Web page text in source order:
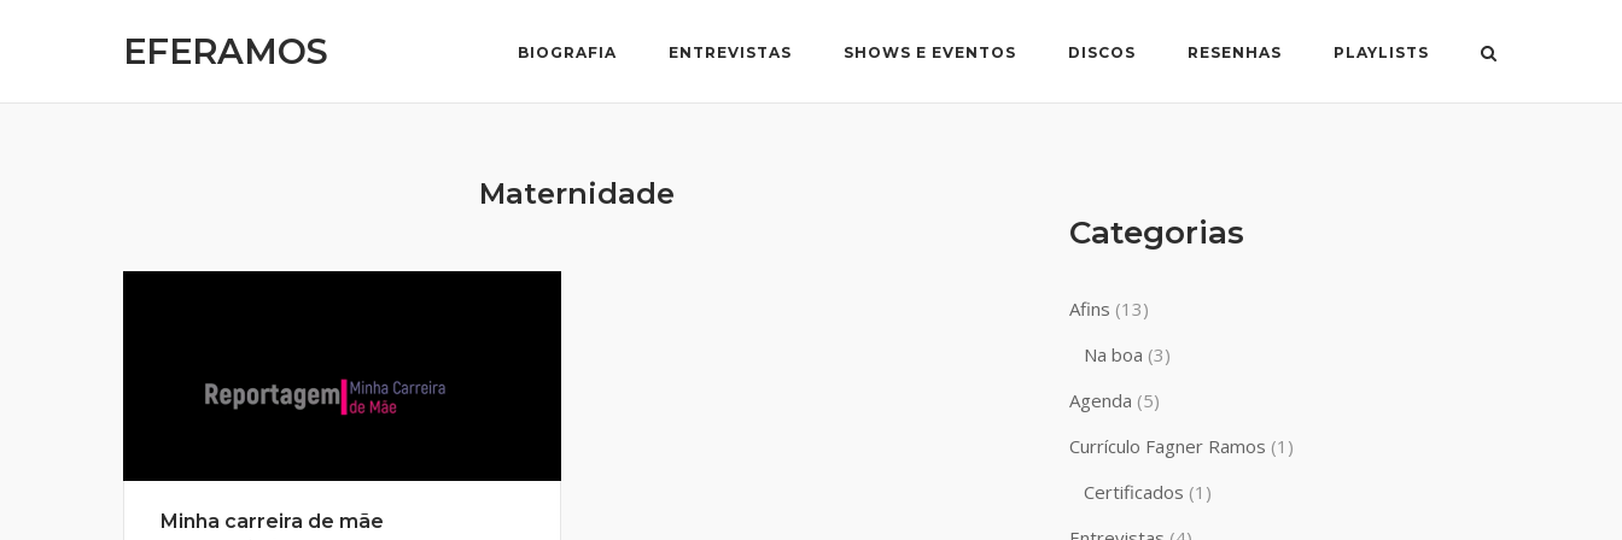
EFERAMOS BIOGRAFIA ENTREVISTAS SHOWS E EVENTOS DISCOS RESENHAS PLAYLISTS
Maternidade
Minha carreira de mãe
Categorias
Afins (13)
Na boa (3)
Agenda (5)
Currículo Fagner Ramos (1)
Certificados (1)